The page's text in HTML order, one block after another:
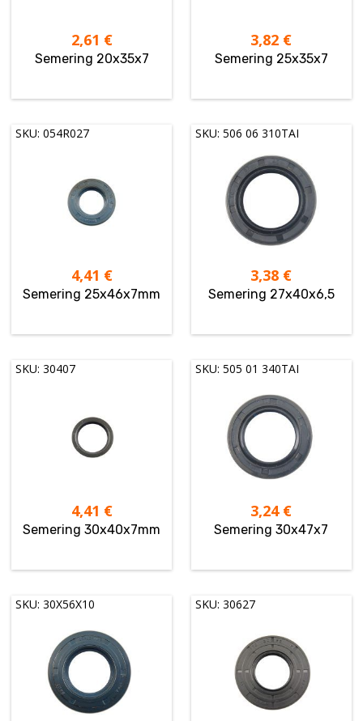
2,61 €
Semering 20x35x7
3,82 €
Semering 25x35x7
SKU: 054R027
4,41 €
Semering 25x46x7mm
SKU: 506 06 310TAI
3,38 €
Semering 27x40x6,5
SKU: 30407
4,41 €
Semering 30x40x7mm
SKU: 505 01 340TAI
3,24 €
Semering 30x47x7
SKU: 30X56X10 SKU: 30627